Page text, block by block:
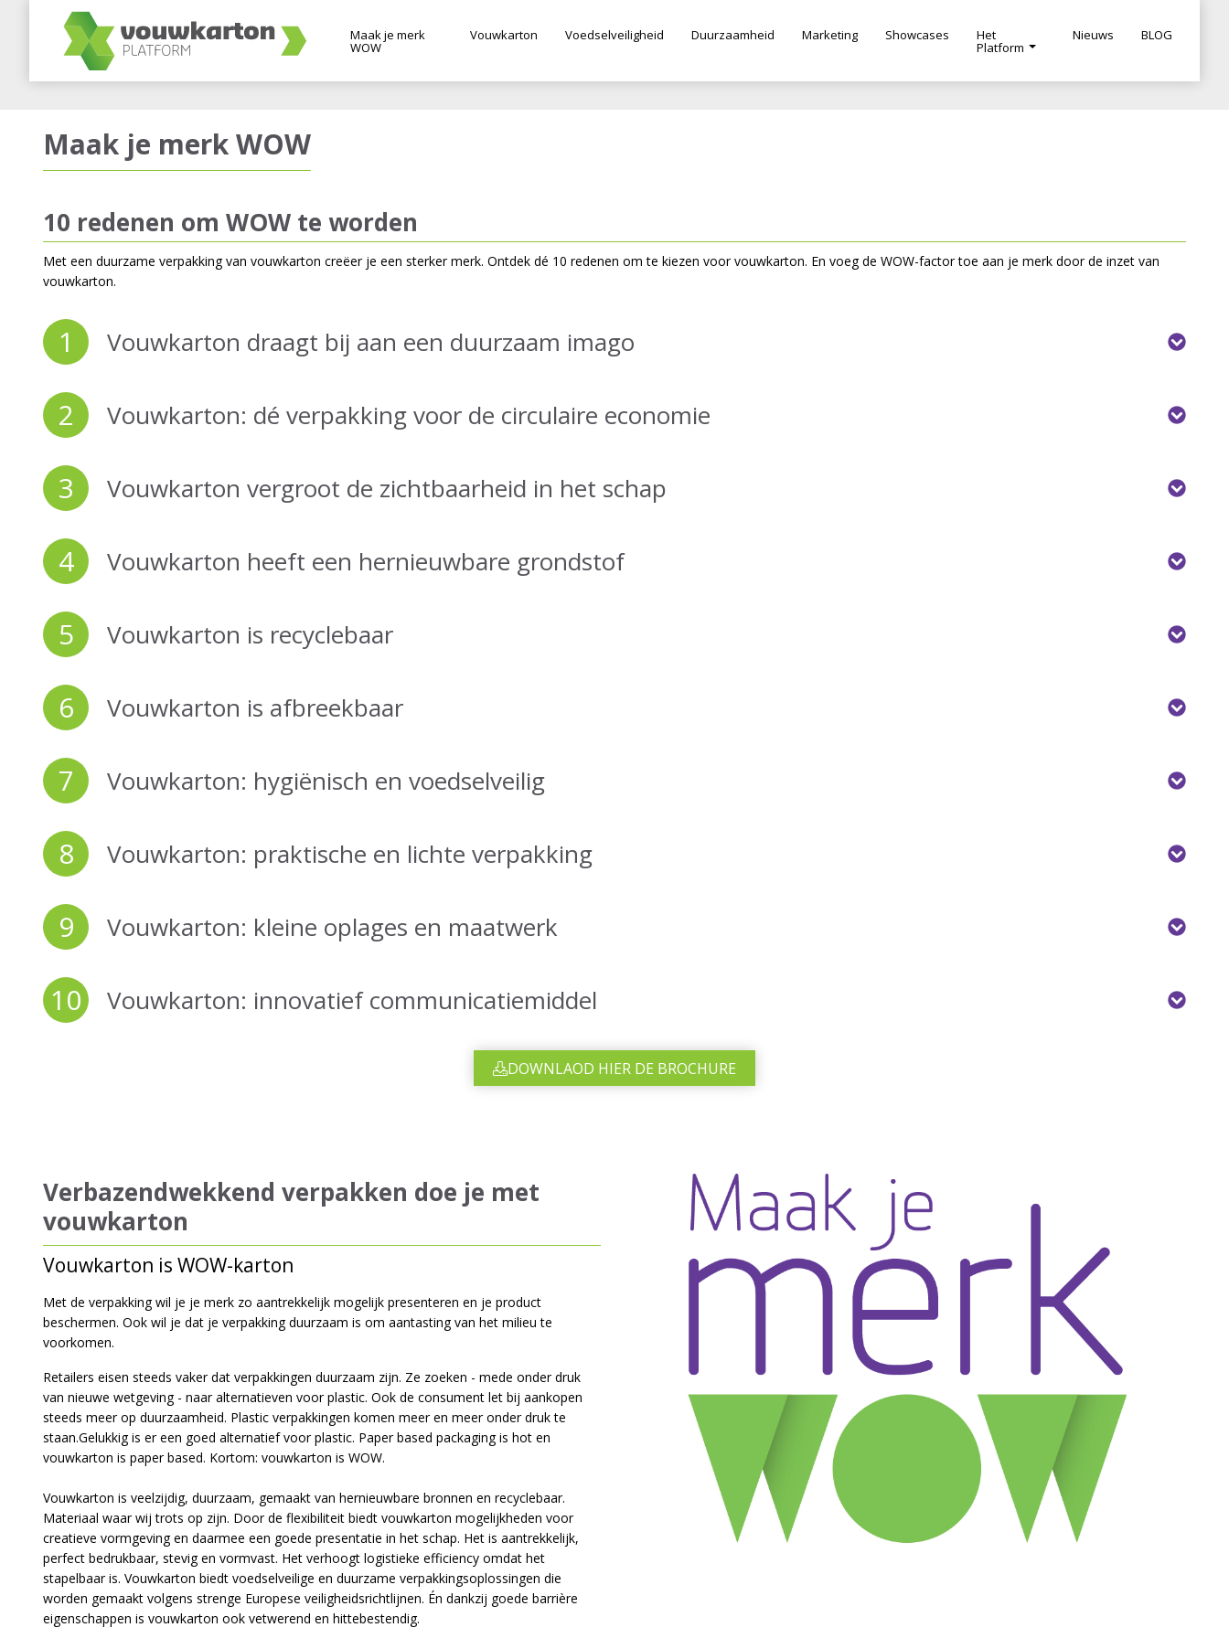
Maak je merk
WOW
Vouwkarton Voedselveiligheid Duurzaamheid Marketing Showcases Het
Platform
Nieuws BLOG
Maak je merk WOW
10 redenen om WOW te worden
Met een duurzame verpakking van vouwkarton creëer je een sterker merk. Ontdek dé 10 redenen om te kiezen voor vouwkarton. En voeg de WOW-factor toe aan je merk door de inzet van
vouwkarton.
1 Vouwkarton draagt bij aan een duurzaam imago
2 Vouwkarton: dé verpakking voor de circulaire economie
3 Vouwkarton vergroot de zichtbaarheid in het schap
4 Vouwkarton heeft een hernieuwbare grondstof
5 Vouwkarton is recyclebaar
6 Vouwkarton is afbreekbaar
7 Vouwkarton: hygiënisch en voedselveilig
8 Vouwkarton: praktische en lichte verpakking
9 Vouwkarton: kleine oplages en maatwerk
10 Vouwkarton: innovatief communicatiemiddel
DOWNLAOD HIER DE BROCHURE
Verbazendwekkend verpakken doe je met
vouwkarton
Vouwkarton is WOW-karton
Met de verpakking wil je je merk zo aantrekkelijk mogelijk presenteren en je product
beschermen. Ook wil je dat je verpakking duurzaam is om aantasting van het milieu te
voorkomen.
Retailers eisen steeds vaker dat verpakkingen duurzaam zijn. Ze zoeken - mede onder druk
van nieuwe wetgeving - naar alternatieven voor plastic. Ook de consument let bij aankopen
steeds meer op duurzaamheid. Plastic verpakkingen komen meer en meer onder druk te
staan.Gelukkig is er een goed alternatief voor plastic. Paper based packaging is hot en
vouwkarton is paper based. Kortom: vouwkarton is WOW.
Vouwkarton is veelzijdig, duurzaam, gemaakt van hernieuwbare bronnen en recyclebaar.
Materiaal waar wij trots op zijn. Door de flexibiliteit biedt vouwkarton mogelijkheden voor
creatieve vormgeving en daarmee een goede presentatie in het schap. Het is aantrekkelijk,
perfect bedrukbaar, stevig en vormvast. Het verhoogt logistieke efficiency omdat het
stapelbaar is. Vouwkarton biedt voedselveilige en duurzame verpakkingsoplossingen die
worden gemaakt volgens strenge Europese veiligheidsrichtlijnen. Én dankzij goede barrière
eigenschappen is vouwkarton ook vetwerend en hittebestendig.